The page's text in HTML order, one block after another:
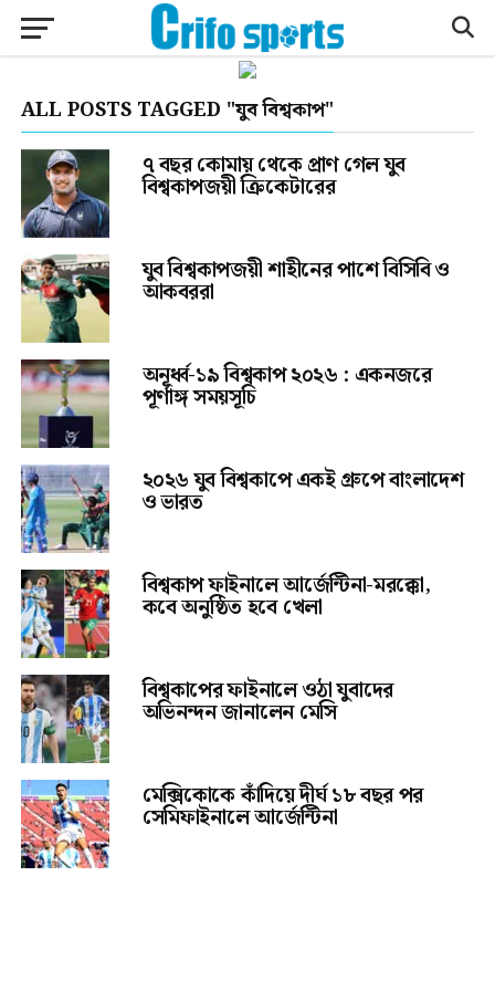
ALL POSTS TAGGED "যুব বিশ্বকাপ"
৭ বছর কোমায় থেকে প্রাণ গেল যুব
বিশ্বকাপজয়ী ক্রিকেটারের
যুব বিশ্বকাপজয়ী শাহীনের পাশে বিসিবি ও
আকবররা
অনূর্ধ্ব-১৯ বিশ্বকাপ ২০২৬ : একনজরে
পূর্ণাঙ্গ সময়সূচি
২০২৬ যুব বিশ্বকাপে একই গ্রুপে বাংলাদেশ
ও ভারত
বিশ্বকাপ ফাইনালে আর্জেন্টিনা-মরক্কো,
কবে অনুষ্ঠিত হবে খেলা
বিশ্বকাপের ফাইনালে ওঠা যুবাদের
অভিনন্দন জানালেন মেসি
মেক্সিকোকে কাঁদিয়ে দীর্ঘ ১৮ বছর পর
সেমিফাইনালে আর্জেন্টিনা